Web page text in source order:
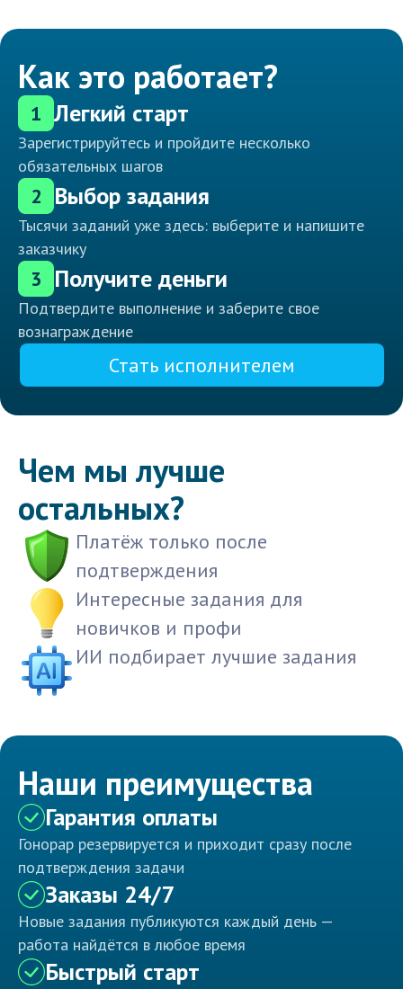
Как это работает?
1 Легкий старт
Зарегистрируйтесь и пройдите несколько
обязательных шагов
2 Выбор задания
Тысячи заданий уже здесь: выберите и напишите
заказчику
3 Получите деньги
Подтвердите выполнение и заберите свое
вознаграждение
Стать исполнителем
Чем мы лучше
остальных?
Платёж только после
подтверждения
Интересные задания для
новичков и профи
ИИ подбирает лучшие задания
Наши преимущества
Гарантия оплаты
Гонорар резервируется и приходит сразу после
подтверждения задачи
Заказы 24/7
Новые задания публикуются каждый день —
работа найдётся в любое время
Быстрый старт